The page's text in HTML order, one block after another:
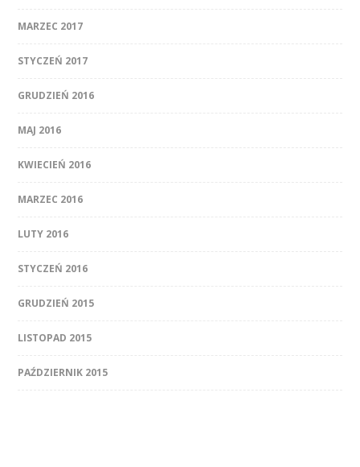
MARZEC 2017
STYCZEŃ 2017
GRUDZIEŃ 2016
MAJ 2016
KWIECIEŃ 2016
MARZEC 2016
LUTY 2016
STYCZEŃ 2016
GRUDZIEŃ 2015
LISTOPAD 2015
PAŹDZIERNIK 2015